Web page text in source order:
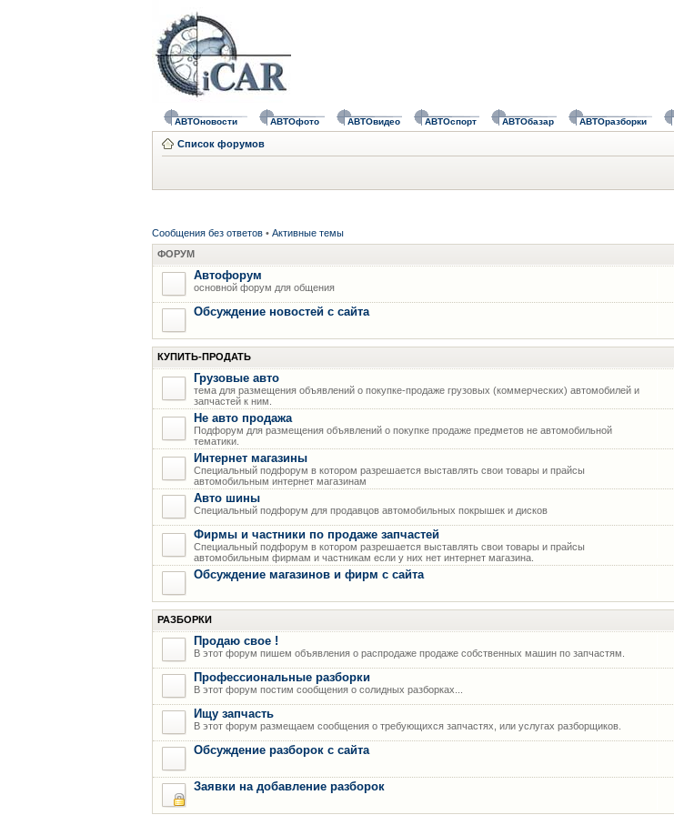
АВТОновости АВТОфото АВТОвидео АВТОспорт АВТОбазар АВТОразборки
Список форумов
Сообщения без ответов • Активные темы
ФОРУМ
Автофорум
основной форум для общения
Обсуждение новостей с сайта
КУПИТЬ-ПРОДАТЬ
Грузовые авто
тема для размещения объявлений о покупке-продаже грузовых (коммерческих) автомобилей и
запчастей к ним.
Не авто продажа
Подфорум для размещения объявлений о покупке продаже предметов не автомобильной
тематики.
Интернет магазины
Специальный подфорум в котором разрешается выставлять свои товары и прайсы
автомобильным интернет магазинам
Авто шины
Специальный подфорум для продавцов автомобильных покрышек и дисков
Фирмы и частники по продаже запчастей
Специальный подфорум в котором разрешается выставлять свои товары и прайсы
автомобильным фирмам и частникам если у них нет интернет магазина.
Обсуждение магазинов и фирм с сайта
РАЗБОРКИ
Продаю свое !
В этот форум пишем объявления о распродаже продаже собственных машин по запчастям.
Профессиональные разборки
В этот форум постим сообщения о солидных разборках...
Ищу запчасть
В этот форум размещаем сообщения о требующихся запчастях, или услугах разборщиков.
Обсуждение разборок с сайта
Заявки на добавление разборок